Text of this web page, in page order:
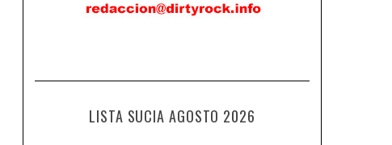
LISTA SUCIA AGOSTO 2026